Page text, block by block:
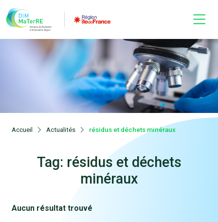
Accueil Actualités résidus et déchets minéraux
Tag: résidus et déchets
minéraux
Aucun résultat trouvé